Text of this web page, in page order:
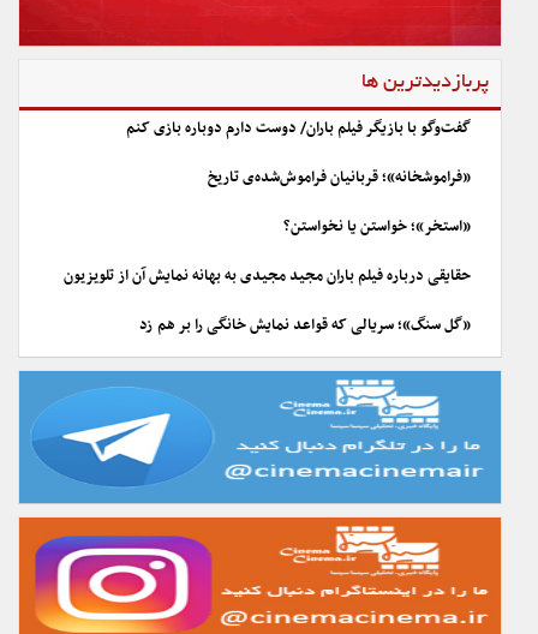
پربازدیدترین ها
گفت‌وگو با بازیگر فیلم باران/ دوست دارم دوباره بازی کنم
«فراموشخانه»؛ قربانیان فراموش‌شده‌ی تاریخ
«استخر»؛ خواستن یا نخواستن؟
حقایقی درباره فیلم باران مجید مجیدی به بهانه نمایش آن از تلویزیون
«گل سنگ»؛ سریالی که قواعد نمایش خانگی را بر هم زد